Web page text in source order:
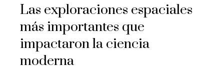
Las exploraciones espaciales
más importantes que
impactaron la ciencia
moderna